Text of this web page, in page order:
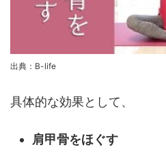
出典：B-life
具体的な効果として、
肩甲骨をほぐす